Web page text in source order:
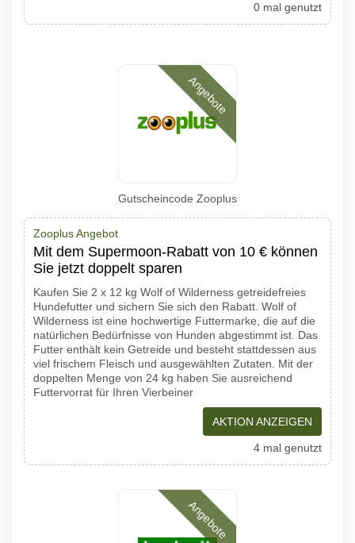
0 mal genutzt
Angebote
Gutscheincode Zooplus
Zooplus Angebot
Mit dem Supermoon-Rabatt von 10 € können
Sie jetzt doppelt sparen
Kaufen Sie 2 x 12 kg Wolf of Wilderness getreidefreies
Hundefutter und sichern Sie sich den Rabatt. Wolf of
Wilderness ist eine hochwertige Futtermarke, die auf die
natürlichen Bedürfnisse von Hunden abgestimmt ist. Das
Futter enthält kein Getreide und besteht stattdessen aus
viel frischem Fleisch und ausgewählten Zutaten. Mit der
doppelten Menge von 24 kg haben Sie ausreichend
Futtervorrat für Ihren Vierbeiner
AKTION ANZEIGEN
4 mal genutzt
Angebote